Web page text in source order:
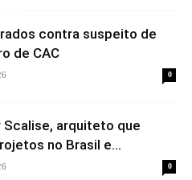
contra suspeito de
de CAC
0
Scalise, arquiteto que
no Brasil e...
0